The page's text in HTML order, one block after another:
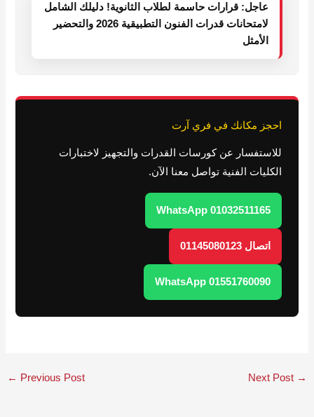
عاجل: قرارات حاسمة لطلاب الثانوية! دليلك الشامل
لامتحانات قدرات الفنون التطبيقية 2026 والتحضير
الأمثل
احجز مكانك في فري آرت
للاستفسار عن كورسات القدرات والتجهيز لاختبارات
الكليات الفنية تواصل معنا الآن.
WhatsApp 01032511165
اتصال 01145080123
WhatsApp 01551760090
← Previous Post Next Post →